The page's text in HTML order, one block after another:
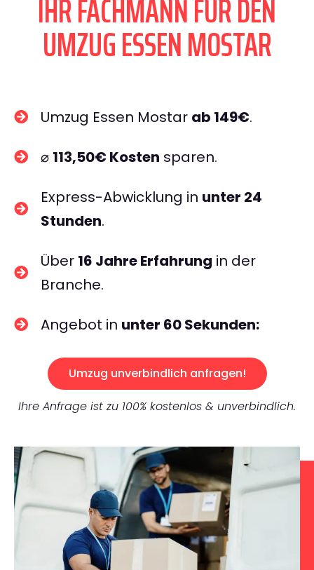
IHR FACHMANN FÜR DEN
UMZUG ESSEN MOSTAR
Umzug Essen Mostar ab 149€.
⌀ 113,50€ Kosten sparen.
Express-Abwicklung in unter 24
Stunden.
Über 16 Jahre Erfahrung in der
Branche.
Angebot in unter 60 Sekunden:
Umzug unverbindlich anfragen!
Ihre Anfrage ist zu 100% kostenlos & unverbindlich.